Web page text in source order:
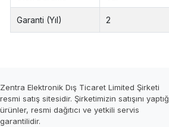
Garanti (Yıl) 2
Zentra Elektronik Dış Ticaret Limited Şirketi
resmi satış sitesidir. Şirketimizin satışını
ürünler, resmi dağıtıcı ve yetkili servis
garantilidir.